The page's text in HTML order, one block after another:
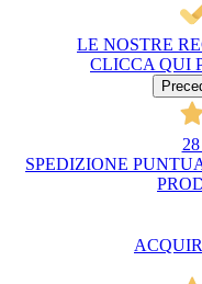
LE NOSTRE
CLICCA QUI
SPEDIZIONE